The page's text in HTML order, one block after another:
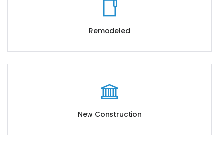
Remodeled
New Construction